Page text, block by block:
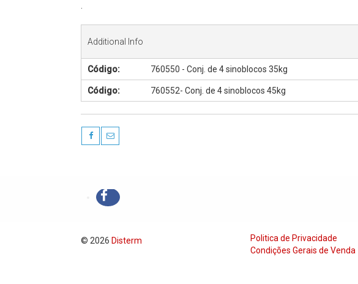
Additional Info
Código: 760550 - Conj. de 4 sinoblocos 35kg
Código: 760552- Conj. de 4 sinoblocos 45kg
© 2026 Disterm
Politica de Privacidade
Condições Gerais de Venda